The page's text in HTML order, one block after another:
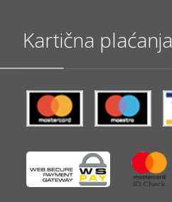
Kartična plaćanja